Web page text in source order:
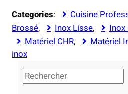
Categories: Cuisine
Brossé, Inox Lisse, Inox
Matériel CHR, Matériel
inox
S
e